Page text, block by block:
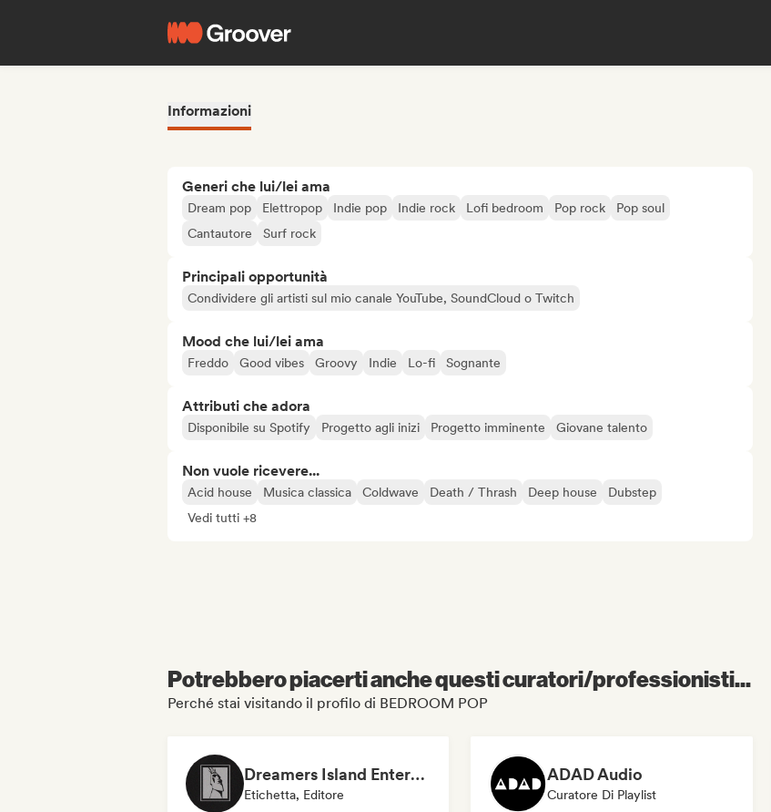
Informazioni
Generi che lui/lei ama
Dream pop Elettropop Indie pop Indie rock Lofi bedroom Pop rock
Pop soul
Cantautore
Surf rock
Principali opportunità
Condividere gli artisti sul mio canale YouTube, SoundCloud o Twitch
Mood che lui/lei ama
Freddo Good vibes Groovy Indie Lo-fi Sognante
Attributi che adora
Disponibile su Spotify Progetto agli inizi Progetto imminente Giovane talento
Non vuole ricevere...
Acid house Musica classica Coldwave Death / Thrash Deep house
Dubstep
Vedi tutti +8
Potrebbero piacerti anche questi curatori/professionisti...
Perché stai visitando il profilo di BEDROOM POP
Dreamers Island Entertainment
Etichetta, Editore
ADAD Audio
Curatore Di Playlist